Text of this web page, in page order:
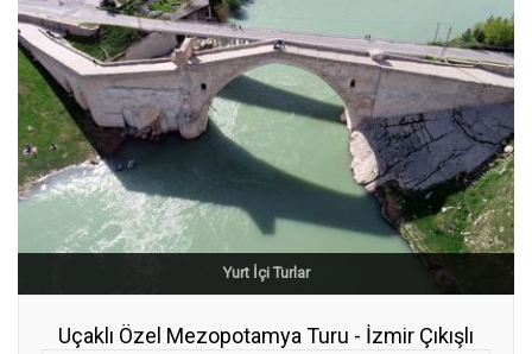
Yurt İçi Turlar
Uçaklı Özel Mezopotamya Turu - İzmir Çıkışlı